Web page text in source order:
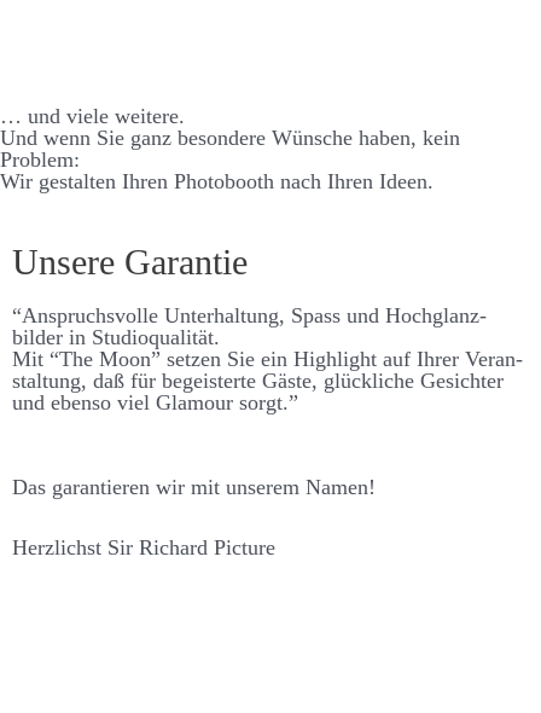
… und viele weitere.
Und wenn Sie ganz besondere Wünsche haben, kein
Problem:
Wir gestalten Ihren Photo­­booth nach Ihren Ideen.
Unsere Garantie
“An­spruchs­­volle Unter­­haltung, Spass und Hoch­­glanz­­
bilder in Studio­qualität.
Mit “The Moon” setzen Sie ein High­­light auf Ihrer Ver­­an­
stalt­ung, daß für be­­geisterte Gäste, glück­liche Ge­­sichter
und ebenso viel Glamour sorgt.”
Das garantieren wir mit unserem Namen!
Herzlichst Sir Richard Picture